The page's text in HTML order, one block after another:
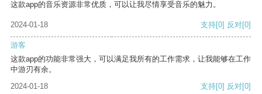
这款app的音乐资源非常优质，可以让我尽情享受音乐的魅力。
2024-01-18 支持[0] 反对[0]
游客
这款app的功能非常强大，可以满足我所有的工作需求，让我能够在工作
中游刃有余。
2024-01-18
支持[0] 反对[0]